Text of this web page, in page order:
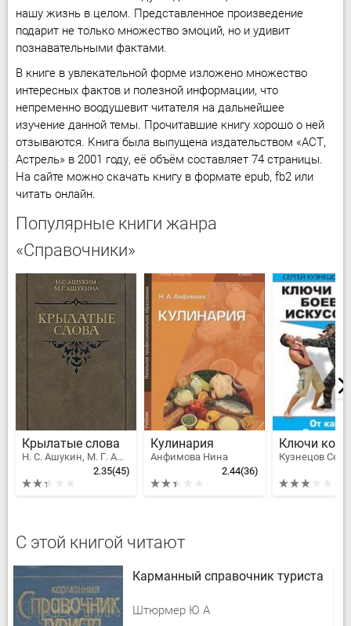
нашу жизнь в целом. Представленное произведение
подарит не только множество эмоций, но и удивит
познавательными фактами.
В книге в увлекательной форме изложено множество
интересных фактов и полезной информации, что
непременно воодушевит читателя на дальнейшее
изучение данной темы. Прочитавшие книгу хорошо о ней
отзываются. Книга была выпущена издательством «АСТ,
Астрель» в 2001 году, её объём составляет 74 страницы.
На сайте можно скачать книгу в формате epub, fb2 или
читать онлайн.
Популярные книги жанра
«Справочники»
Крылатые слова
Н. С. Ашукин, М. Г. Ашукина
2.35(45)
Кулинария
Анфимова Нина
2.44(36)
С этой книгой читают
Карманный справочник туриста
Штюрмер Ю А